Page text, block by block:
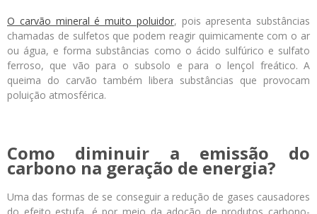
O carvão mineral é muito poluidor, pois apresenta substâncias
chamadas de sulfetos que podem reagir quimicamente com o ar
ou água, e forma substâncias como o ácido sulfúrico e sulfato
ferroso, que vão para o subsolo e para o lençol freático. A
queima do carvão também libera substâncias que provocam
poluição atmosférica.
Como diminuir a emissão do
carbono na geração de energia?
Uma das formas de se conseguir a redução de gases causadores